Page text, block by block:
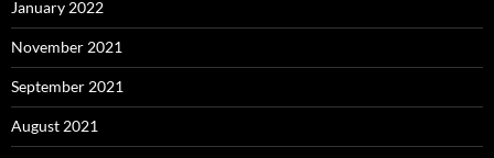
January 2022
November 2021
September 2021
August 2021